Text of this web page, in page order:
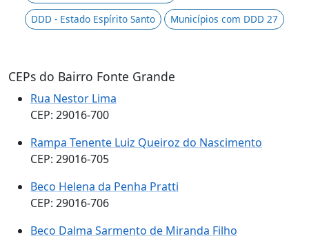
DDD - Estado Espírito Santo
Municípios com DDD 27
CEPs do Bairro Fonte Grande
Rua Nestor Lima
CEP: 29016-700
Rampa Tenente Luiz Queiroz do Nascimento
CEP: 29016-705
Beco Helena da Penha Pratti
CEP: 29016-706
Beco Dalma Sarmento de Miranda Filho